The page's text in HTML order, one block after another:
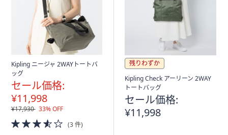
Kipling ニージャ 2WAYトートバ
ッグ
セール価格:
¥11,998
¥17,930 33% OFF
3.5
of
(3 件)
残りわずか
Kipling Check アーリーン 2WAY
トートバッグ
セール価格:
¥11,998